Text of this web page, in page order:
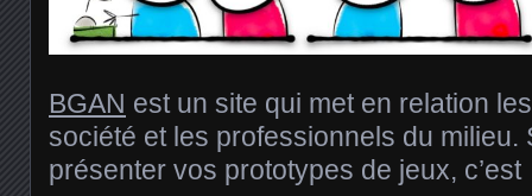
BGAN est un site qui met en relation
société et les professionnels du milieu.
présenter vos prototypes de jeux,